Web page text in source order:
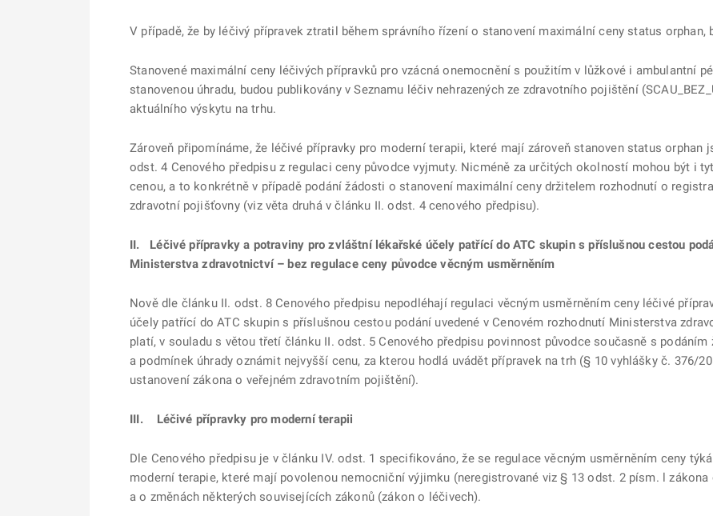
V případě, že by léčivý přípravek ztratil během správního řízení o stanovení maximální ceny status orphan,
Stanovené maximální ceny léčivých přípravků pro vzácná onemocnění s použitím v lůžkové i ambulantní
stanovenou úhradu, budou publikovány v Seznamu léčiv nehrazených ze zdravotního pojištění
aktuálního výskytu na trhu.
Zároveň připomínáme, že léčivé přípravky pro moderní terapii, které mají zároveň stanoven status orphan
odst. 4 Cenového předpisu z regulaci ceny původce vyjmuty. Nicméně za určitých okolností mohou být i
cenou, a to konkrétně v případě podání žádosti o stanovení maximální ceny držitelem rozhodnutí o
zdravotní pojišťovny (viz věta druhá v článku II. odst. 4 cenového předpisu).
II. Léčivé přípravky a potraviny pro zvláštní lékařské účely patřící do ATC skupin s příslušnou cestou
Ministerstva zdravotnictví – bez regulace ceny původce věcným usměrněním
Nově dle článku II. odst. 8 Cenového předpisu nepodléhají regulaci věcným usměrněním ceny léčivé
účely patřící do ATC skupin s příslušnou cestou podání uvedené v Cenovém rozhodnutí Ministerstva
platí, v souladu s větou třetí článku II. odst. 5 Cenového předpisu povinnost původce současně s
a podmínek úhrady oznámit nejvyšší cenu, za kterou hodlá uvádět přípravek na trh (§ 10 vyhlášky č. 376/
ustanovení zákona o veřejném zdravotním pojištění).
III. Léčivé přípravky pro moderní terapii
Dle Cenového předpisu je v článku IV. odst. 1 specifikováno, že se regulace věcným usměrněním ceny
moderní terapie, které mají povolenou nemocniční výjimku (neregistrované viz § 13 odst. 2 písm. l zákona
a o změnách některých souvisejících zákonů (zákon o léčivech).